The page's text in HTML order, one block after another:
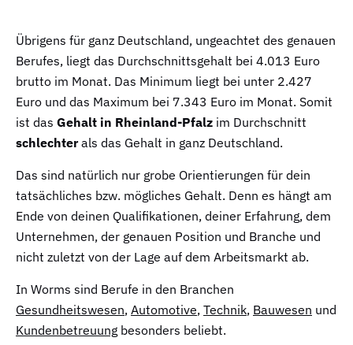
Übrigens für ganz Deutschland, ungeachtet des genauen
Berufes, liegt das Durchschnittsgehalt bei 4.013 Euro
brutto im Monat. Das Minimum liegt bei unter 2.427
Euro und das Maximum bei 7.343 Euro im Monat. Somit
ist das Gehalt in Rheinland-Pfalz im Durchschnitt
schlechterals das Gehalt in ganz Deutschland.
Das sind natürlich nur grobe Orientierungen für dein
tatsächliches bzw. mögliches Gehalt. Denn es hängt am
Ende von deinen Qualifikationen, deiner Erfahrung, dem
Unternehmen, der genauen Position und Branche und
nicht zuletzt von der Lage auf dem Arbeitsmarkt ab.
In Worms sind Berufe in den Branchen
Gesundheitswesen, Automotive, Technik, Bauwesen und
Kundenbetreuung besonders beliebt.